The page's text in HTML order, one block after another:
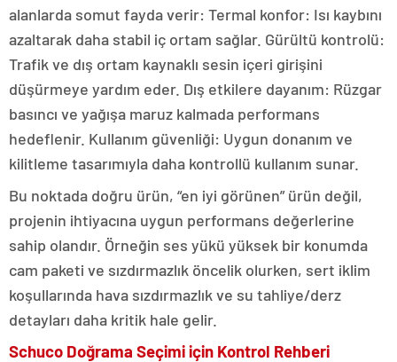
alanlarda somut fayda verir: Termal konfor: Isı kaybını
azaltarak daha stabil iç ortam sağlar. Gürültü kontrolü:
Trafik ve dış ortam kaynaklı sesin içeri girişini
düşürmeye yardım eder. Dış etkilere dayanım: Rüzgar
basıncı ve yağışa maruz kalmada performans
hedeflenir. Kullanım güvenliği: Uygun donanım ve
kilitleme tasarımıyla daha kontrollü kullanım sunar.
Bu noktada doğru ürün, “en iyi görünen” ürün değil,
projenin ihtiyacına uygun performans değerlerine
sahip olandır. Örneğin ses yükü yüksek bir konumda
cam paketi ve sızdırmazlık öncelik olurken, sert iklim
koşullarında hava sızdırmazlık ve su tahliye/derz
detayları daha kritik hale gelir.
Schuco Doğrama Seçimi için Kontrol Rehberi